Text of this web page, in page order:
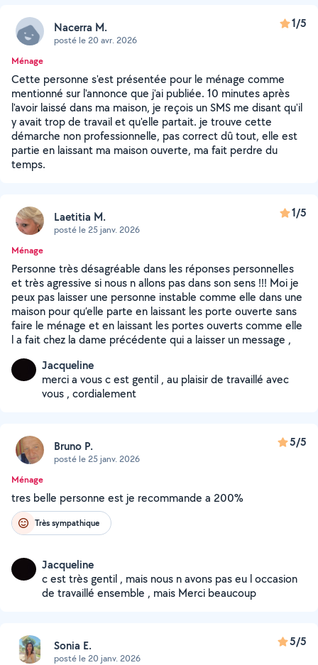
Nacerra M.
posté le 20 avr. 2026
1/5
Ménage
Cette personne s'est présentée pour le ménage comme
mentionné sur l'annonce que j'ai publiée. 10 minutes après
l'avoir laissé dans ma maison, je reçois un SMS me disant qu'il
y avait trop de travail et qu'elle partait. je trouve cette
démarche non professionnelle, pas correct dû tout, elle est
partie en laissant ma maison ouverte, ma fait perdre du
temps.
Laetitia M.
posté le 25 janv. 2026
1/5
Ménage
Personne très désagréable dans les réponses personnelles
et très agressive si nous n allons pas dans son sens !!! Moi je
peux pas laisser une personne instable comme elle dans une
maison pour qu’elle parte en laissant les porte ouverte sans
faire le ménage et en laissant les portes ouverts comme elle
l a fait chez la dame précédente qui a laisser un message ,
Jacqueline
merci a vous c est gentil , au plaisir de travaillé avec
vous , cordialement
Bruno P.
posté le 25 janv. 2026
5/5
Ménage
tres belle personne est je recommande a 200%
Très sympathique
Jacqueline
c est très gentil , mais nous n avons pas eu l occasion
de travaillé ensemble , mais Merci beaucoup
Sonia E.
posté le 20 janv. 2026
5/5